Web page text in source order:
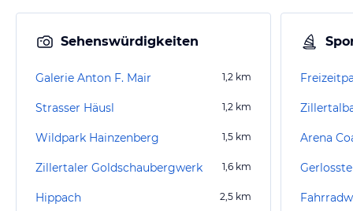
Sehenswürdigkeiten
Galerie Anton F. Mair 1,2 km
Strasser Häusl 1,2 km
Wildpark Hainzenberg 1,5 km
Zillertaler Goldschaubergwerk 1,6 km
Hippach 2,5 km
Arena